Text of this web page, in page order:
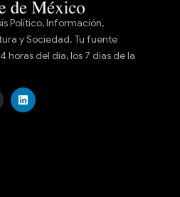
Político, Información,
y Sociedad. Tu fuente
horas del día, los 7 días de la